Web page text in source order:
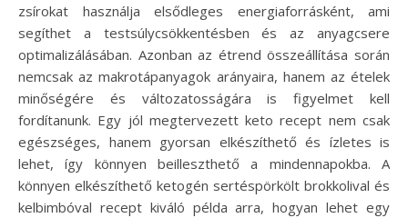
zsírokat használja elsődleges energiaforrásként, ami
segíthet a testsúlycsökkentésben és az anyagcsere
optimalizálásában. Azonban az étrend összeállítása során
nemcsak az makrotápanyagok arányaira, hanem az ételek
minőségére és változatosságára is figyelmet kell
fordítanunk. Egy jól megtervezett keto recept nem csak
egészséges, hanem gyorsan elkészíthető és ízletes is
lehet, így könnyen beilleszthető a mindennapokba. A
könnyen elkészíthető ketogén sertéspörkölt brokkolival és
kelbimbóval recept kiváló példa arra, hogyan lehet egy